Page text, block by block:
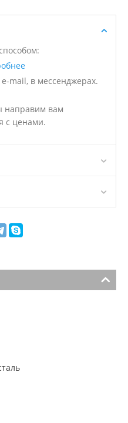
mail, в мессенджерах.
направим вам
с ценами.